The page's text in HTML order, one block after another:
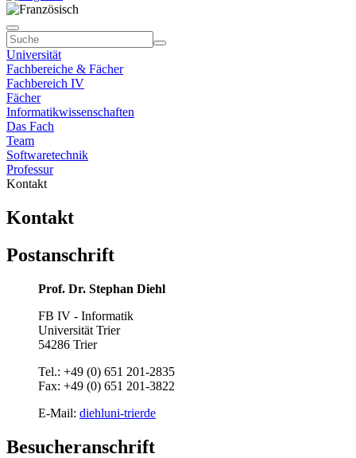
Universität
Fachbereiche & Fächer
Fachbereich IV
Fächer
Informatikwissenschaften
Das Fach
Team
Softwaretechnik
Professur
Kontakt
Kontakt
Postanschrift
Prof. Dr. Stephan Diehl
FB IV - Informatik
Universität Trier
54286 Trier
Tel.: +49 (0) 651 201-2835
Fax: +49 (0) 651 201-3822
E-Mail: diehluni-trierde
Besucheranschrift